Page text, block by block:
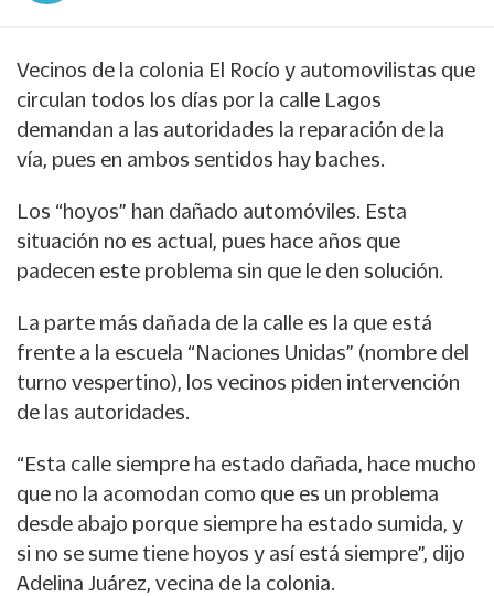
Vecinos de la colonia El Rocío y automovilistas que
circulan todos los días por la calle Lagos
demandan a las autoridades la reparación de la
vía, pues en ambos sentidos hay baches.
Los “hoyos” han dañado automóviles. Esta
situación no es actual, pues hace años que
padecen este problema sin que le den solución.
La parte más dañada de la calle es la que está
frente a la escuela “Naciones Unidas” (nombre del
turno vespertino), los vecinos piden intervención
de las autoridades.
“Esta calle siempre ha estado dañada, hace mucho
que no la acomodan como que es un problema
desde abajo porque siempre ha estado sumida, y
si no se sume tiene hoyos y así está siempre”, dijo
Adelina Juárez, vecina de la colonia.